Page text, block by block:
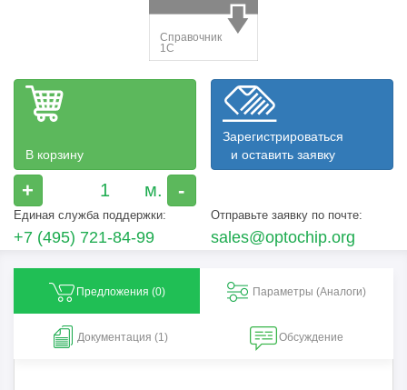
В корзину
+ -
Зарегистрироваться
и оставить заявку
Единая служба поддержки:
+7 (495) 721-84-99
Отправьте заявку по почте:
sales@optochip.org
Предложения (0) Параметры (Aналоги)
Документация (1) Обсуждение